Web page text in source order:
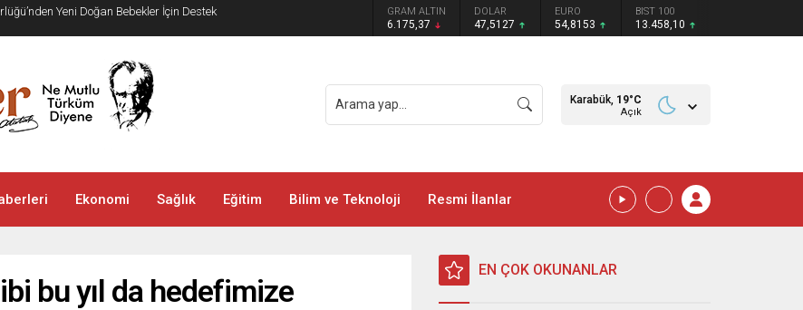
Yeni Doğan Bebekler İçin Destek
GRAM ALTIN
6.175,37
DOLAR
47,5127
EURO
54,8153
BIST 100
13.458,10
Karabük, 19°C
Açık
Ekonomi Sağlık Eğitim Bilim ve Teknoloji Resmi İlanlar
bu yıl da hedefimize
EN ÇOK OKUNANLAR